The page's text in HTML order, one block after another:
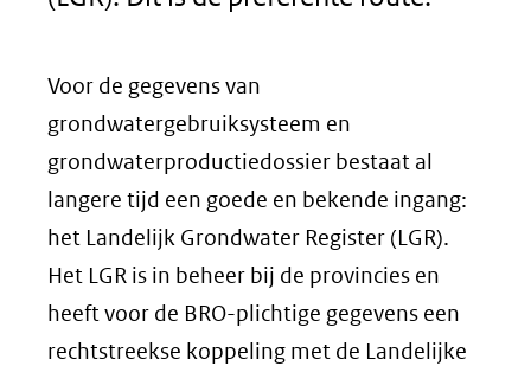
Voor de gegevens van
grondwatergebruiksysteem en
grondwaterproductiedossier bestaat al
langere tijd een goede en bekende ingang:
het Landelijk Grondwater Register (LGR).
Het LGR is in beheer bij de provincies en
heeft voor de BRO-plichtige gegevens een
rechtstreekse koppeling met de Landelijke